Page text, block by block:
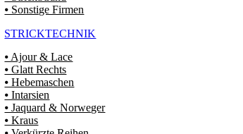
⦁ Sonstige Firmen
STRICKTECHNIK
⦁ Ajour & Lace
⦁ Glatt Rechts
⦁ Hebemaschen
⦁ Intarsien
⦁ Jaquard & Norweger
⦁ Kraus